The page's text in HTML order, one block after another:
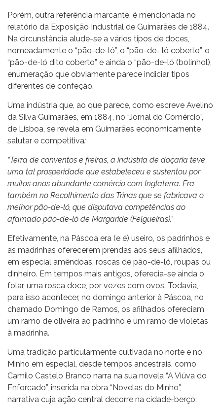
Porém, outra referência marcante, é mencionada no
relatório da Exposição Industrial de Guimarães de 1884.
Na circunstância alude-se a vários tipos de doces,
nomeadamente o “pão-de-ló”, o “pão-de- ló coberto”, o
“pão-de-ló dito coberto” e ainda o “pão-de-ló (bolinhol),
enumeração que obviamente parece indiciar tipos
diferentes de confeção.
Uma indústria que, ao que parece, como escreve Avelino
da Silva Guimarães, em 1884, no “Jornal do Comércio”,
de Lisboa, se revela em Guimarães economicamente
salutar e competitiva:
“Terra de conventos e freiras, a indústria de doçaria teve
uma tal prosperidade que estabeleceu e sustentou por
muitos anos abundante comércio com Inglaterra. Era
também no Recolhimento das Trinas que se fabricava o
melhor pão-de-ló, que disputava competências ao
afamado pão-de-ló de Margaride (Felgueiras).”
Efetivamente, na Páscoa era (e é) useiro, os padrinhos e
as madrinhas oferecerem prendas aos seus afilhados,
em especial amêndoas, roscas de pão-de-ló, roupas ou
dinheiro. Em tempos mais antigos, oferecia-se ainda o
folar, uma rosca doce, por vezes com ovos. Todavia,
para isso acontecer, no domingo anterior à Páscoa, no
chamado Domingo de Ramos, os afilhados ofereciam
um ramo de oliveira ao padrinho e um ramo de violetas
à madrinha.
Uma tradição particularmente cultivada no norte e no
Minho em especial, desde tempos ancestrais, como
Camilo Castelo Branco narra na sua novela “A Viúva do
Enforcado”, inserida na obra “Novelas do Minho”,
narrativa cuja ação central decorre na cidade-berço: